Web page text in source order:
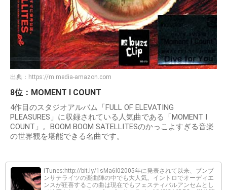
出典： https://m.media-amazon.com
8位：MOMENT I COUNT
4作目のスタジオアルバム「FULL OF ELEVATING
PLEASURES」に収録されている人気曲である「MOMENT I
COUNT」。BOOM BOOM SATELLITESのかっこよすぎる音楽
の世界観を堪能できる名曲です。
iTunes:http://bit.ly/1sMa6l02005年に発表されて以来、ブンブ
ンサテライツの楽曲陣の中でも大人気。イントロでオーディエ
ンスが狂喜するこの曲は現在でもフェスティバルアンセムとし